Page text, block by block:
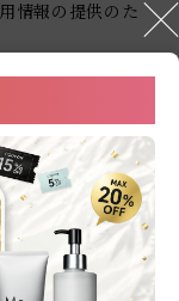
情報の提供のた
動の改善のため
の実施を含みま
・メールアドレ